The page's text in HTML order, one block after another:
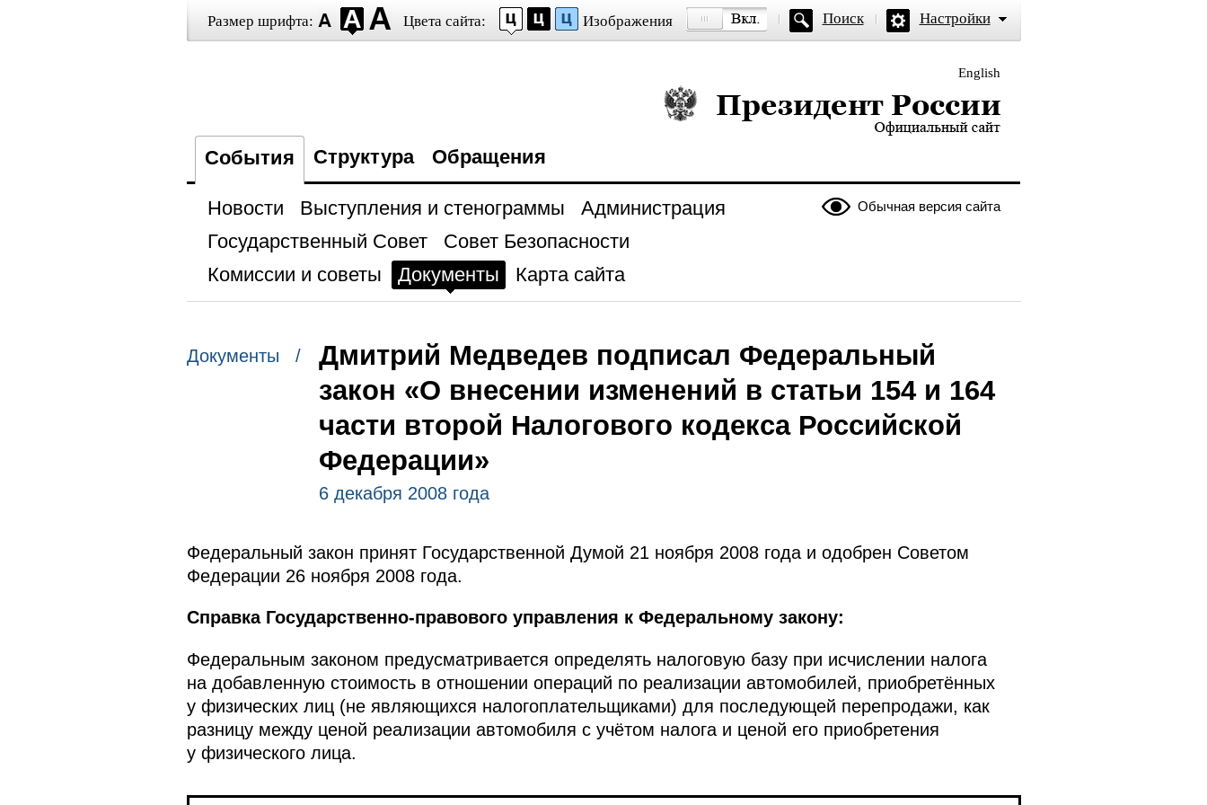
Размер шрифта: Цвета сайта: Изображения Поиск Настройки
English
Президент России — официальный сайт
События Структура Обращения
Обычная версия сайта
Новости Выступления и стенограммы
Администрация
Государственный Совет
Совет Безопасности
Комиссии и советы
Документы Карта сайта
Документы /
Дмитрий Медведев подписал Федеральный
закон «О внесении изменений в статьи 154 и 164
части второй Налогового кодекса Российской
Федерации»
6 декабря 2008 года
Федеральный закон принят Государственной Думой 21 ноября 2008 года и одобрен Советом
Федерации 26 ноября 2008 года.
Справка Государственно-правового управления к Федеральному закону:
Федеральным законом предусматривается определять налоговую базу при исчислении налога
на добавленную стоимость в отношении операций по реализации автомобилей, приобретённых
у физических лиц (не являющихся налогоплательщиками) для последующей перепродажи, как
разницу между ценой реализации автомобиля с учётом налога и ценой его приобретения
у физического лица.